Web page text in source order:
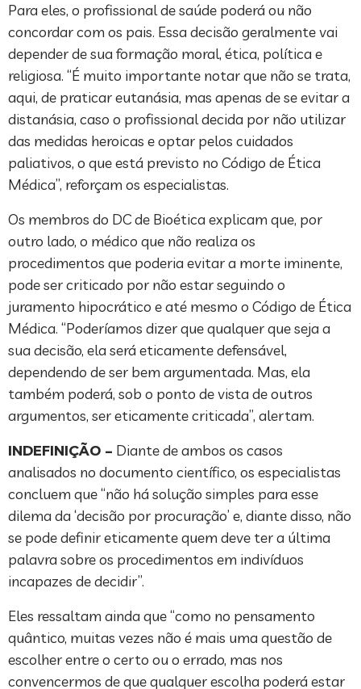
Para eles, o profissional de saúde poderá ou não
concordar com os pais. Essa decisão geralmente vai
depender de sua formação moral, ética, política e
religiosa. “É muito importante notar que não se trata,
aqui, de praticar eutanásia, mas apenas de se evitar a
distanásia, caso o profissional decida por não utilizar
das medidas heroicas e optar pelos cuidados
paliativos, o que está previsto no Código de Ética
Médica”, reforçam os especialistas.
Os membros do DC de Bioética explicam que, por
outro lado, o médico que não realiza os
procedimentos que poderia evitar a morte iminente,
pode ser criticado por não estar seguindo o
juramento hipocrático e até mesmo o Código de Ética
Médica. “Poderíamos dizer que qualquer que seja a
sua decisão, ela será eticamente defensável,
dependendo de ser bem argumentada. Mas, ela
também poderá, sob o ponto de vista de outros
argumentos, ser eticamente criticada”, alertam.
INDEFINIÇÃO – Diante de ambos os casos
analisados no documento científico, os especialistas
concluem que “não há solução simples para esse
dilema da ‘decisão por procuração’ e, diante disso, não
se pode definir eticamente quem deve ter a última
palavra sobre os procedimentos em indivíduos
incapazes de decidir”.
Eles ressaltam ainda que “como no pensamento
quântico, muitas vezes não é mais uma questão de
escolher entre o certo ou o errado, mas nos
convencermos de que qualquer escolha poderá estar